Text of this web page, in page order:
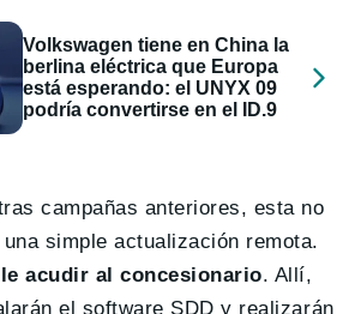
Volkswagen tiene en China la
berlina eléctrica que Europa
está esperando: el UNYX 09
podría convertirse en el ID.9
campañas anteriores, esta no
simple actualización remota.
acudir al concesionario. Allí,
el software SDD y realizarán